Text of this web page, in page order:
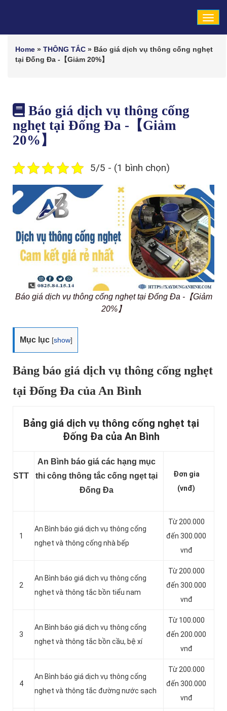
Home » THÔNG TẮC » Báo giá dịch vụ thông cống nghẹt
tại Đống Đa -【Giảm 20%】
Báo giá dịch vụ thông cống
nghẹt tại Đống Đa -【Giảm
20%】
5/5 - (1 bình chọn)
Báo giá dịch vụ thông cống nghẹt tại Đống Đa -【Giảm
20%】
Mục lục [show]
Bảng báo giá dịch vụ thông cống nghẹt
tại Đống Đa của An Bình
Bảng giá dịch vụ thông cống nghẹt tại
Đống Đa của An Bình
STT
An Bình báo giá các hạng mục
thi công thông tắc cống ngẹt tại
Đống Đa
Đơn gia
(vnđ)
1
An Bình báo giá dịch vụ thông cống
nghẹt và thông cống nhà bếp
Từ 200.000
đến 300.000
vnđ
2
An Bình báo giá dịch vụ thông cống
nghẹt và thông tắc bồn tiểu nam
Từ 200.000
đến 300.000
vnđ
3
An Bình báo giá dịch vụ thông cống
nghẹt và thông tắc bồn cầu, bệ xí
Từ 100.000
đến 200.000
vnđ
4
An Bình báo giá dịch vụ thông cống
nghẹt và thông tắc đường nước sạch
Từ 200.000
đến 300.000
vnđ